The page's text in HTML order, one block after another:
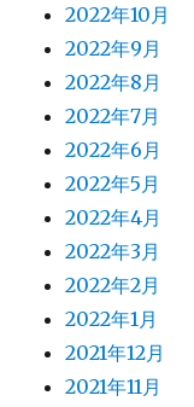
2022年10月
2022年9月
2022年8月
2022年7月
2022年6月
2022年5月
2022年4月
2022年3月
2022年2月
2022年1月
2021年12月
2021年11月